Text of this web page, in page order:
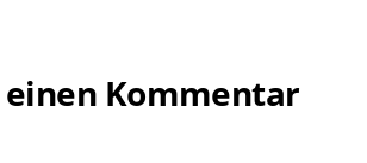
einen Kommentar